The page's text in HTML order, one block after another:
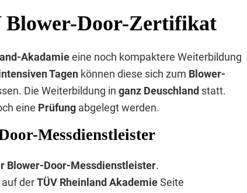
Blower-Door-Zertifikat
Akadamieeine noch kompaktere Weiterbildung
Tagen können diese sich zum Blower-
Die Weiterbildung in ganz Deuschland statt.
eine Prüfung abgelegt werden.
Messdienstleister
Blower-Door-Messdienstleister.
derTÜV Rheinland AkademieSeite